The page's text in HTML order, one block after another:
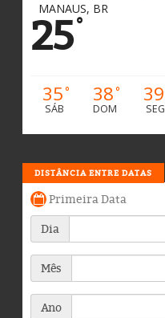
MANAUS, BR
25°
35°
SÁB
38°
DOM
39
SEG
DISTÂNCIA ENTRE DATAS